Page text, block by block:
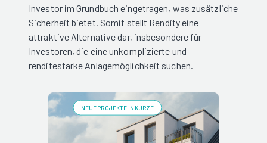
Investor im Grundbuch eingetragen, was zusätzliche
Sicherheit bietet. Somit stellt Rendity eine
attraktive Alternative dar, insbesondere für
Investoren, die eine unkomplizierte und
renditestarke Anlagemöglichkeit suchen.
NEUE PROJEKTE IN KÜRZE